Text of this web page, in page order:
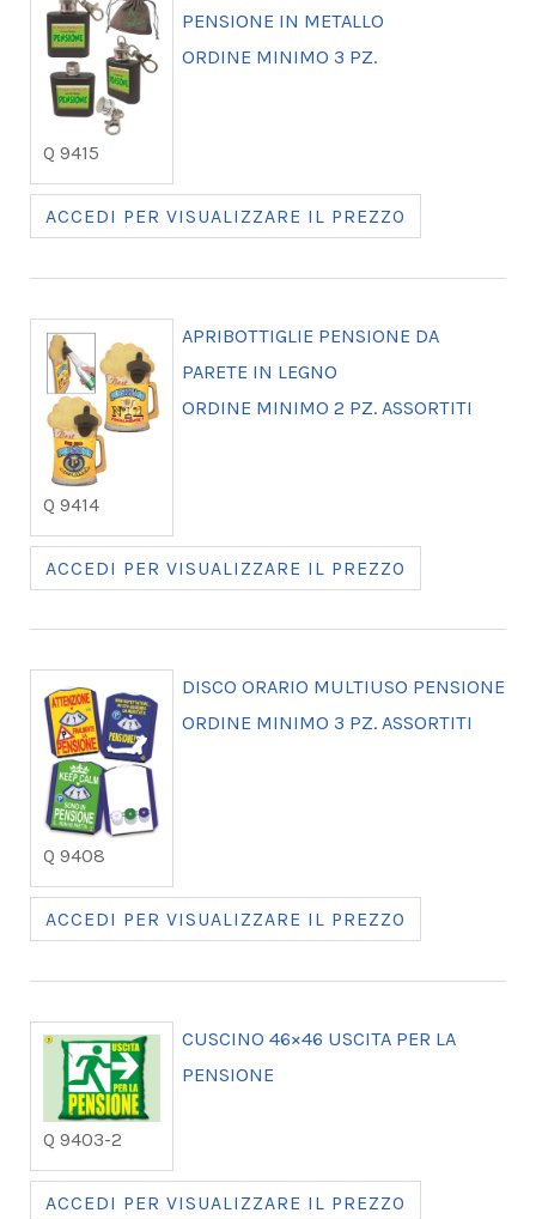
Q 9415
PENSIONE IN METALLO
ORDINE MINIMO 3 PZ.
ACCEDI PER VISUALIZZARE IL PREZZO
Q 9414
APRIBOTTIGLIE PENSIONE DA
PARETE IN LEGNO
ORDINE MINIMO 2 PZ. ASSORTITI
ACCEDI PER VISUALIZZARE IL PREZZO
Q 9408
DISCO ORARIO MULTIUSO PENSIONE
ORDINE MINIMO 3 PZ. ASSORTITI
ACCEDI PER VISUALIZZARE IL PREZZO
Q 9403-2
CUSCINO 46×46 USCITA PER LA
PENSIONE
ACCEDI PER VISUALIZZARE IL PREZZO